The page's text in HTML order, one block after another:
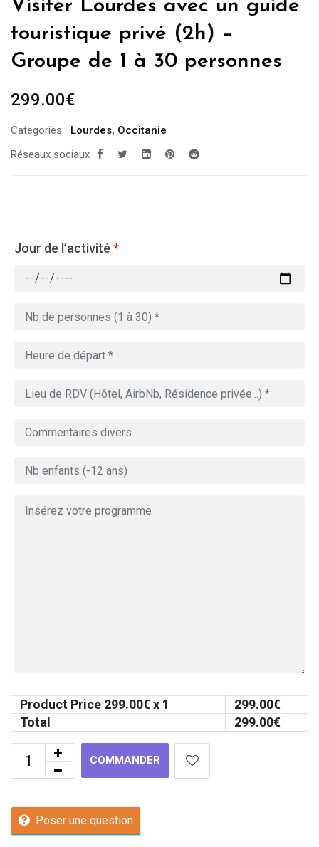
Visiter Lourdes avec un guide
touristique privé (2h) –
Groupe de 1 à 30 personnes
299.00€
Categories: Lourdes, Occitanie
Réseaux sociaux
Jour de l’activité *
Product Price 299.00€ x 1 299.00€
Total
299.00€
COMMANDER
Poser une question